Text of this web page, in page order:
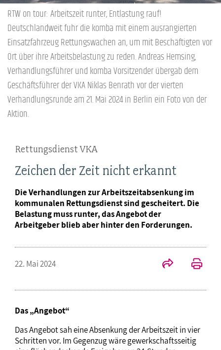
RTW on tour: Arbeitszeit runter, Entlastung rauf!
Deutschlandweit fuhr die komba mit einem ausrangierten
Einsatzfahrzeug Rettungswachen an, um mit Beschäftigten vor
Ort über ihre Arbeitsbelastung zu reden. Andreas Hemsing,
Verhandlungsführer und komba Vorsitzender übergab dem
Geschäftsführer der VKA Niklas Benrath vor der vierten
Verhandlungsrunde am 21. Mai 2024 in Berlin ein Foto von der
Aktion.
Rettungsdienst VKA
Zeichen der Zeit nicht erkannt
Die Verhandlungen zur Arbeitszeitabsenkung im
kommunalen Rettungsdienst sind gescheitert. Die
Belastung muss runter, das Angebot der
Arbeitgeber blieb aber hinter den Forderungen.
22. Mai 2024
Das „Angebot“
Das Angebot sah eine Absenkung der Arbeitszeit in vier
Schritten vor. Im Gegenzug wäre gewerkschaftsseitig